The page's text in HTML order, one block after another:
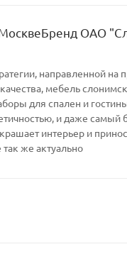
ОАО
направленной на
мебель
для спален и
и даже
интерьер и
же актуально